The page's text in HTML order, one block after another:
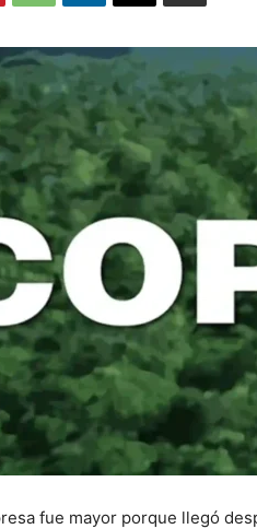
fue mayor porque llegó